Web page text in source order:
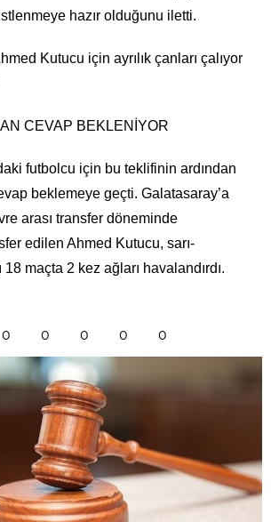
hazır olduğunu iletti.
CEVAP BEKLENİYOR
futbolcu için bu teklifinin ardından
beklemeye geçti. Galatasaray’a
arası transfer döneminde
edilen Ahmed Kutucu, sarı-
18 maçta 2 kez ağları havalandırdı.
0 0 0 0 0